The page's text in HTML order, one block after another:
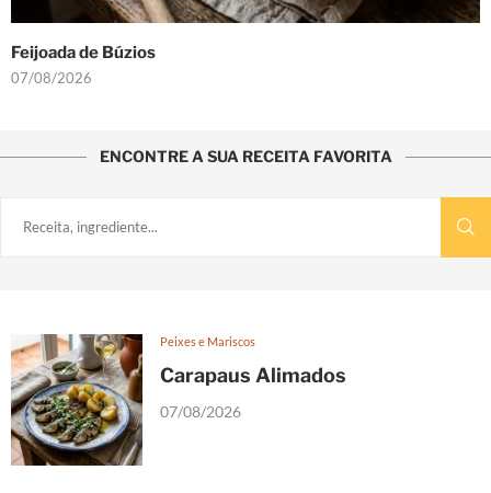
Feijoada de Búzios
07/08/2026
ENCONTRE A SUA RECEITA FAVORITA
Peixes e Mariscos
Carapaus Alimados
07/08/2026